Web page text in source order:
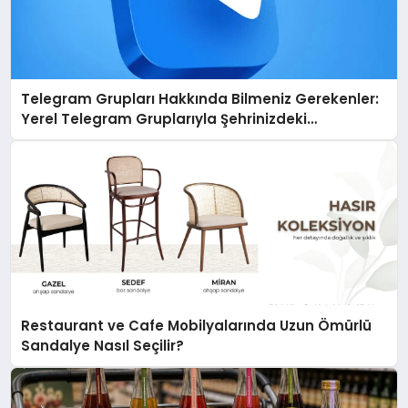
Telegram Grupları Hakkında Bilmeniz Gerekenler:
Yerel Telegram Gruplarıyla Şehrinizdeki
Topluluklara Ulaşın
Restaurant ve Cafe Mobilyalarında Uzun Ömürlü
Sandalye Nasıl Seçilir?